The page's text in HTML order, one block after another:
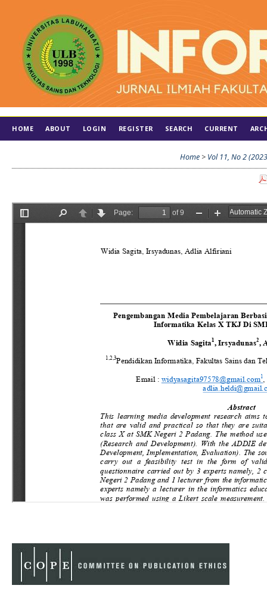
HOME ABOUT LOGIN REGISTER SEARCH CURRENT
Home > Vol 11, No 2